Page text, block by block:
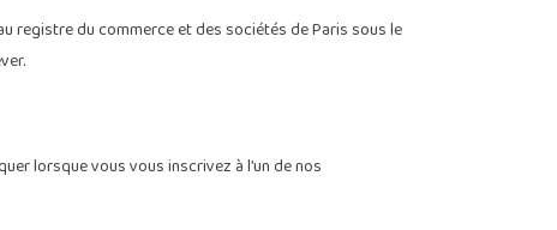
registre du commerce et des sociétés de Paris sous le
lorsque vous vous inscrivez à l’un de nos